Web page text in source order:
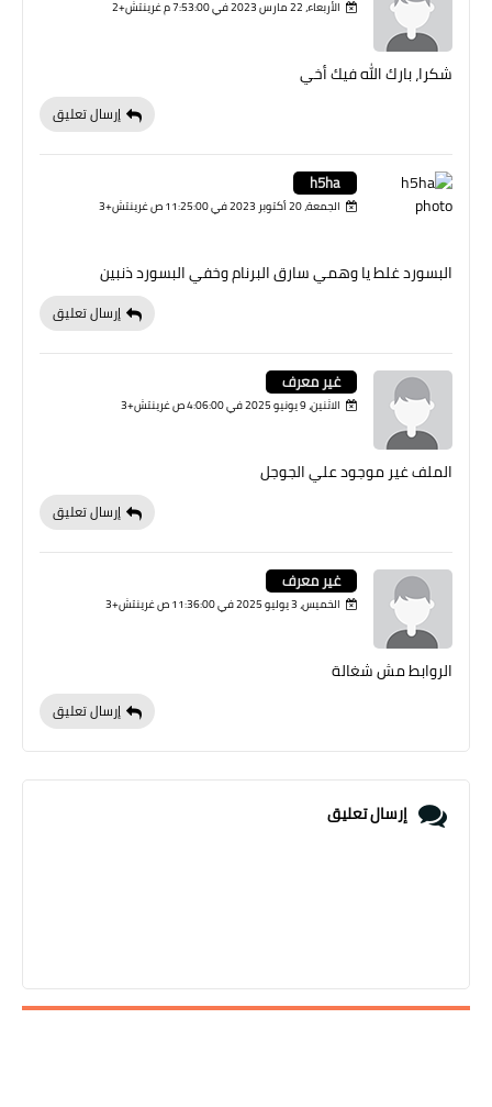
الأربعاء، 22 مارس 2023 في 7:53:00 م غرينتش+2
شكرا، بارك الله فيك أخي
إرسال تعليق
h5ha
الجمعة، 20 أكتوبر 2023 في 11:25:00 ص غرينتش+3
البسورد غلط يا وهمي سارق البرنام وخفي البسورد ذنبين
إرسال تعليق
غير معرف
الاثنين، 9 يونيو 2025 في 4:06:00 ص غرينتش+3
الملف غير موجود علي الجوجل
إرسال تعليق
غير معرف
الخميس، 3 يوليو 2025 في 11:36:00 ص غرينتش+3
الروابط مش شغالة
إرسال تعليق
إرسال تعليق